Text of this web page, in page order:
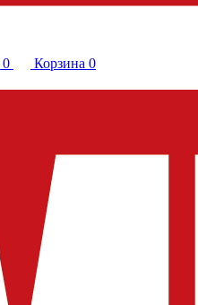
0 Корзина 0